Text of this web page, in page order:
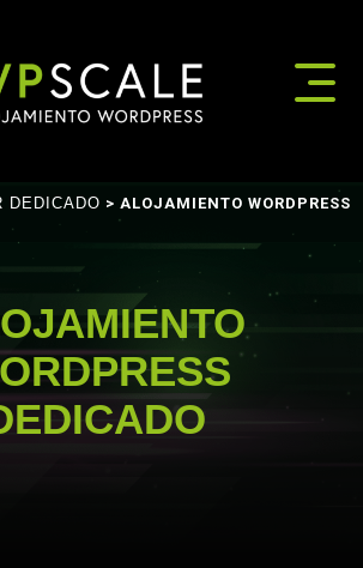
DEDICADO > ALOJAMIENTO WORDPRESS